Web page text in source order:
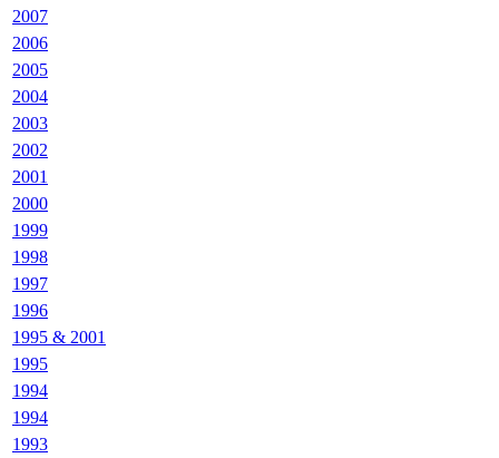
2007
2006
2005
2004
2003
2002
2001
2000
1999
1998
1997
1996
1995 & 2001
1995
1994
1994
1993